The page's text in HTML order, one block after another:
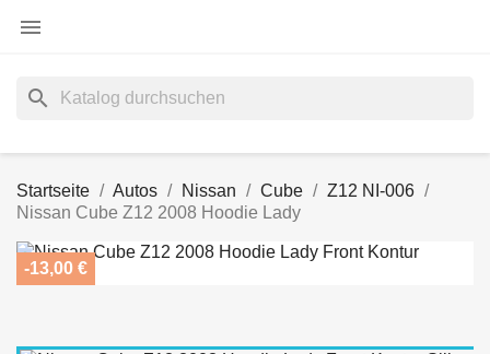

search
Startseite Autos Nissan Cube
Z12 NI-006
Nissan Cube Z12 2008 Hoodie Lady
-13,00 €